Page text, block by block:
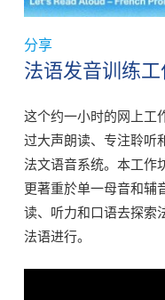
分享
法语发音训练
这个约一小时的网上工
过大声朗读、专注聆听
法文语音系统。本工作
更著重於单一母音和辅
读、听力和口语去探索
法语进行。